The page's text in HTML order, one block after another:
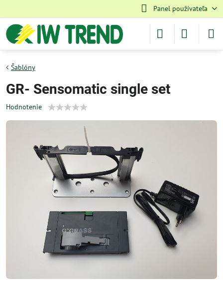
Panel používateľa
Šablóny
GR- Sensomatic single set
Hodnotenie